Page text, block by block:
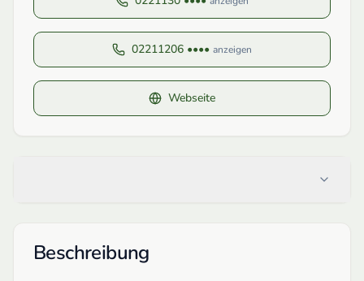
02211206 •••• anzeigen
Webseite
Beschreibung